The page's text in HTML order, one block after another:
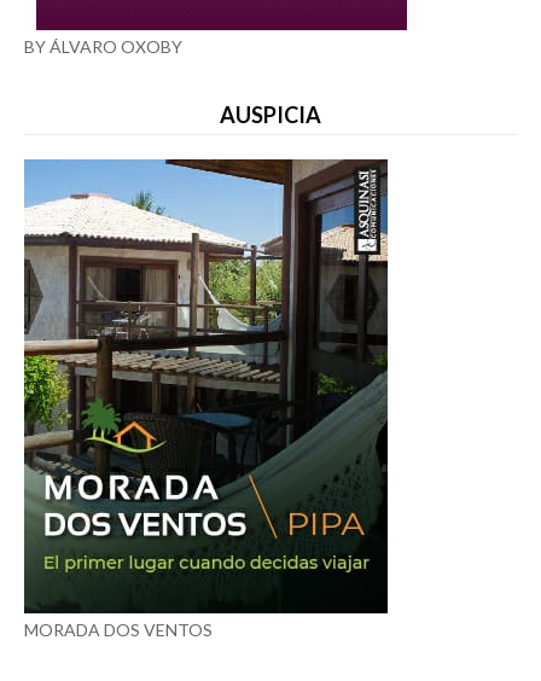
BY ÁLVARO OXOBY
AUSPICIA
MORADA DOS VENTOS